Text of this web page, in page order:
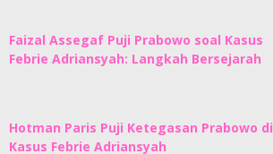
Faizal Assegaf Puji Prabowo soal Kasus
Febrie Adriansyah: Langkah Bersejarah
Hotman Paris Puji Ketegasan Prabowo di
Kasus Febrie Adriansyah